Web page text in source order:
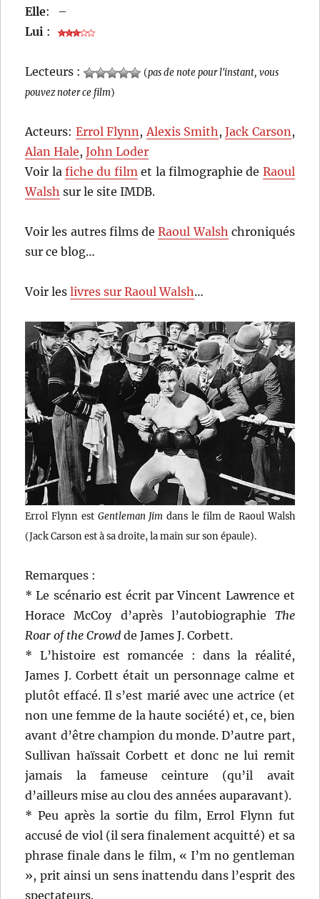
Elle:
–
Lui :
Lecteurs : (pas de note pour l'instant, vous
pouvez noter ce film)
Acteurs: Errol Flynn,Alexis Smith,Jack Carson,
Alan Hale,John Loder
Voir lafiche du filmet la filmographie de Raoul
Walsh sur le site IMDB.
Voir les autres films deRaoul Walsh chroniqués
sur ce blog…
Voir leslivres sur Raoul Walsh…
Errol Flynn est Gentleman Jim dans le film de Raoul Walsh
(Jack Carson est à sa droite, la main sur son épaule).
Remarques :
* Le scénario est écrit par Vincent Lawrence et
Horace McCoy d’après l’autobiographie The
Roar of the Crowd de James J. Corbett.
* L’histoire est romancée : dans la réalité,
James J. Corbett était un personnage calme et
plutôt effacé. Il s’est marié avec une actrice (et
non une femme de la haute société) et, ce, bien
avant d’être champion du monde. D’autre part,
Sullivan haïssait Corbett et donc ne lui remit
jamais la fameuse ceinture (qu’il avait
d’ailleurs mise au clou des années auparavant).
* Peu après la sortie du film, Errol Flynn fut
accusé de viol (il sera finalement acquitté) et sa
phrase finale dans le film, « I’m no gentleman
», prit ainsi un sens inattendu dans l’esprit des
spectateurs.